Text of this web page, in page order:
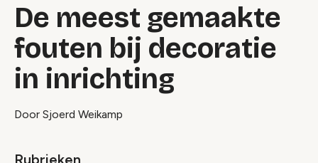
De meest gemaakte
fouten bij decoratie
in inrichting
Door Sjoerd Weikamp
Rubrieken